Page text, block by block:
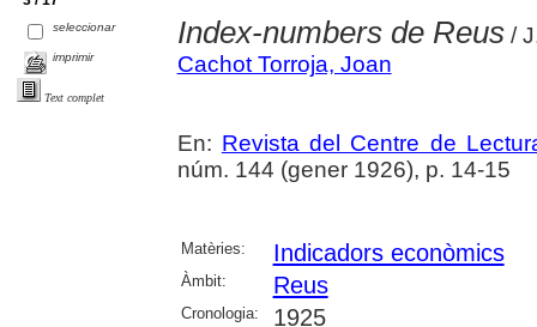
seleccionar
imprimir
Text complet
Index-numbers de Reus/
Cachot Torroja, Joan
En: Revista del Centre de
núm. 144 (gener 1926), p. 14-15
Matèries: Indicadors econòmics
Àmbit: Reus
Cronologia: 1925